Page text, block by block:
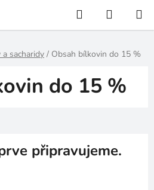
Hledat
KOŠÍK
a sacharidy / Obsah bílkovin do 15 %
do 15 %
připravujeme.